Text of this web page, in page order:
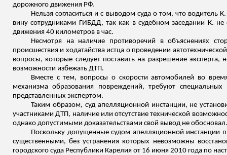
дорожного движения РФ.
Нельзя согласиться и с выводом суда о том, что
вину сотрудниками ГИБДД, так как в судебном заседании К.
движения 40 километров в час.
Несмотря на наличие противоречий в объяснениях
происшествия и ходатайства истца о проведении
вопросы, которые следует поставить на разрешение эксперта,
возможности избежать ДТП.
Вместе с тем, вопросы о скорости автомобилей во
механизма образования повреждений, требуют
представленных экспертом.
Таким образом, суд апелляционной инстанции, не
участниками ДТП, наличие или отсутствие технической
однако допустимыми доказательствами свой вывод не обосновал.
Поскольку допущенные судом апелляционной инстанции
существенными, без устранения которых невозможны
городского суда Республики Карелия от 16 июня 2010 года по